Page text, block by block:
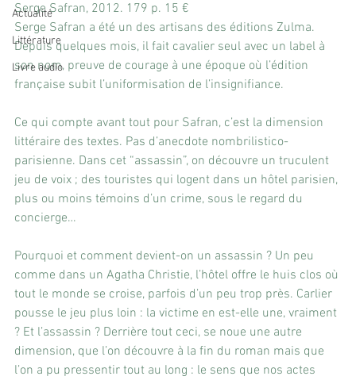
Actualité
Littérature
Livre audio
Serge Safran, 2012. 179 p. 15 €
Serge Safran a été un des artisans des éditions Zulma.
Depuis quelques mois, il fait cavalier seul avec un label à
son nom, preuve de courage à une époque où l’édition
française subit l’uniformisation de l’insignifiance.
Ce qui compte avant tout pour Safran, c’est la dimension
littéraire des textes. Pas d’anecdote nombrilistico-
parisienne. Dans cet “assassin”, on découvre un truculent
jeu de voix ; des touristes qui logent dans un hôtel parisien,
plus ou moins témoins d’un crime, sous le regard du
concierge…
Pourquoi et comment devient-on un assassin ? Un peu
comme dans un Agatha Christie, l’hôtel offre le huis clos où
tout le monde se croise, parfois d’un peu trop près. Carlier
pousse le jeu plus loin : la victime en est-elle une, vraiment
? Et l’assassin ? Derrière tout ceci, se noue une autre
dimension, que l’on découvre à la fin du roman mais que
l’on a pu pressentir tout au long : le sens que nos actes